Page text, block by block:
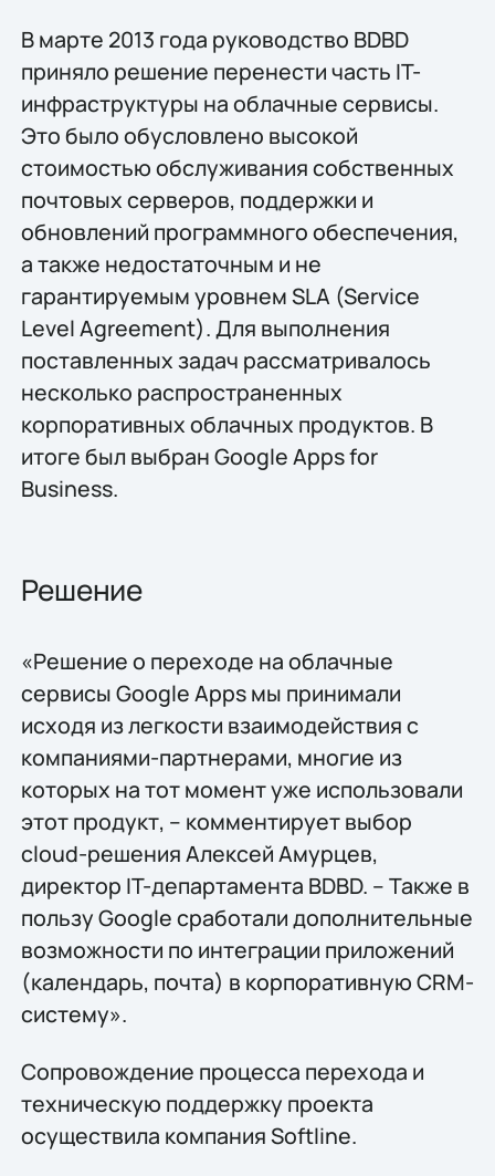
В марте 2013 года руководство BDBD
приняло решение перенести часть IT-
инфраструктуры на облачные сервисы.
Это было обусловлено высокой
стоимостью обслуживания собственных
почтовых серверов, поддержки и
обновлений программного обеспечения,
а также недостаточным и не
гарантируемым уровнем SLA (Service
Level Agreement). Для выполнения
поставленных задач рассматривалось
несколько распространенных
корпоративных облачных продуктов. В
итоге был выбран Google Apps for
Business.
Решение
«Решение о переходе на облачные
сервисы Google Apps мы принимали
исходя из легкости взаимодействия с
компаниями-партнерами, многие из
которых на тот момент уже использовали
этот продукт, – комментирует выбор
cloud-решения Алексей Амурцев,
директор IT-департамента BDBD. – Также в
пользу Google сработали дополнительные
возможности по интеграции приложений
(календарь, почта) в корпоративную CRM-
систему».
Сопровождение процесса перехода и
техническую поддержку проекта
осуществила компания Softline.